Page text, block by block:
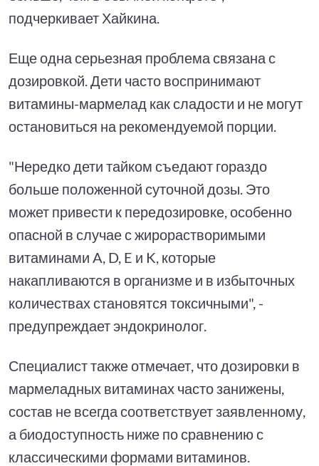
подчеркивает Хайкина.
Еще одна серьезная проблема связана с
дозировкой. Дети часто воспринимают
витамины-мармелад как сладости и не могут
остановиться на рекомендуемой порции.
"Нередко дети тайком съедают гораздо
больше положенной суточной дозы. Это
может привести к передозировке, особенно
опасной в случае с жирорастворимыми
витаминами A, D, E и K, которые
накапливаются в организме и в избыточных
количествах становятся токсичными", -
предупреждает эндокринолог.
Специалист также отмечает, что дозировки в
мармеладных витаминах часто занижены,
состав не всегда соответствует заявленному,
а биодоступность ниже по сравнению с
классическими формами витаминов.